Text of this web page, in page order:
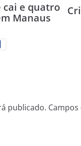
cai e quatro
Manaus
publicado.